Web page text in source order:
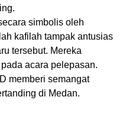
simbolis oleh
kafilah tampak antusias
tersebut. Mereka
acara pelepasan.
memberi semangat
di Medan.